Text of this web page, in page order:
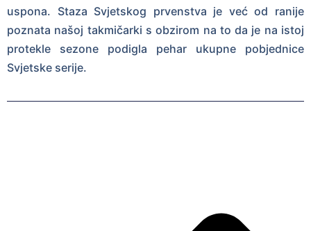
uspona. Staza Svjetskog prvenstva je već od ranije
poznata našoj takmičarki s obzirom na to da je na istoj
protekle sezone podigla pehar ukupne pobjednice
Svjetske serije.